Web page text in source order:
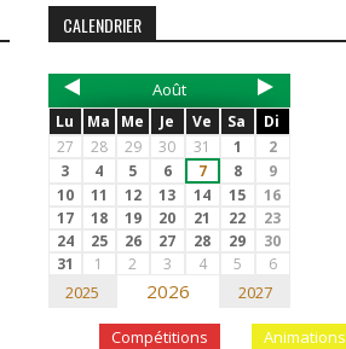
CALENDRIER
Août
Lu Ma Me Je Ve Sa
Di
27
28 29 30 31 1
2
3
4 5 6 7 8
9
10
11 12 13 14 15
16
17
18 19 20 21 22
23
24
25 26 27 28 29
30
31
1 2 3 4 5 6
2025 2026 2027
Compétitions Animations